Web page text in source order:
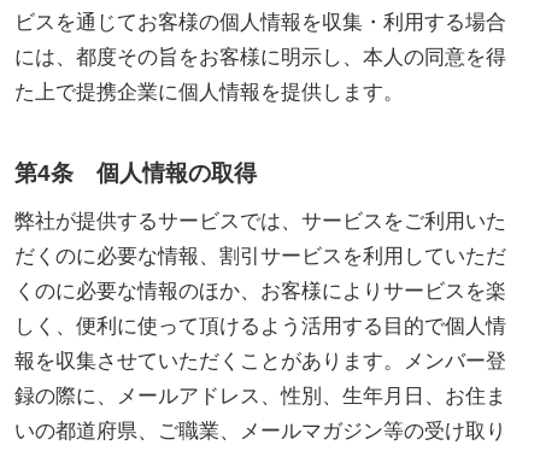
ビスを通じてお客様の個人情報を収集・利用する場合
には、都度その旨をお客様に明示し、本人の同意を得
た上で提携企業に個人情報を提供します。
第4条 個人情報の取得
弊社が提供するサービスでは、サービスをご利用いた
だくのに必要な情報、割引サービスを利用していただ
くのに必要な情報のほか、お客様によりサービスを楽
しく、便利に使って頂けるよう活用する目的で個人情
報を収集させていただくことがあります。メンバー登
録の際に、メールアドレス、性別、生年月日、お住ま
いの都道府県、ご職業、メールマガジン等の受け取り